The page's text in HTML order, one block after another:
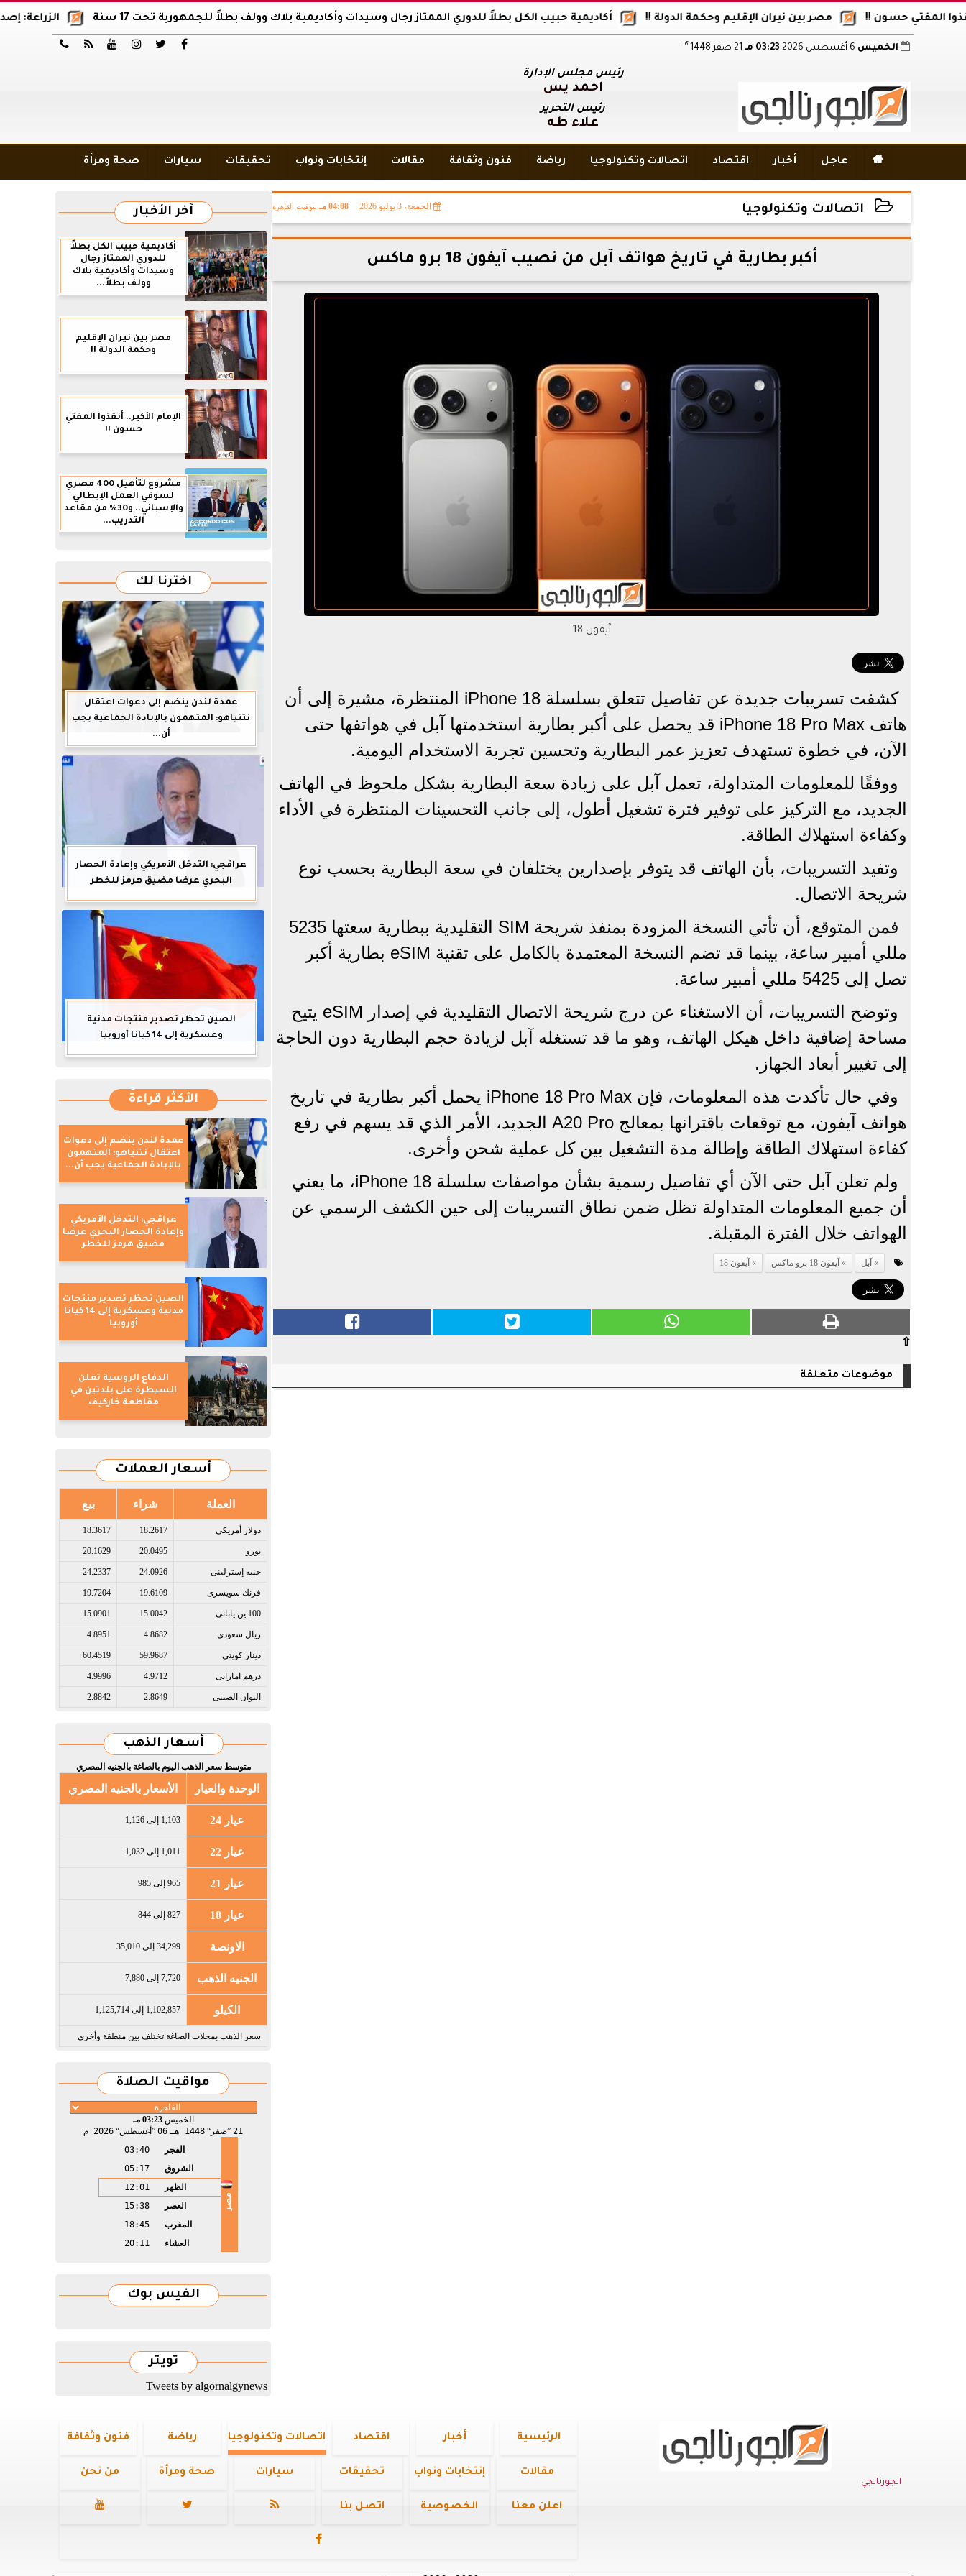
الزراعة: إصدار 12 ألف موافقة وتصريح بالمبيدات خلال 6 شهور أكاديمية حبيب الكل بطلاً للدوري الممتاز رجال وسيدات وأكاديمية بلاك وولف بطلاً للجمهورية تحت 17 سنة مصر بين نيران الإقليم وحكمة الدولة !! حسون !!





 الخميس 03:23 مـ هـ
رئيس مجلس الإدارة
أحمد يس
رئيس التحرير
علاء طه
 عاجل أخبار اقتصاد اتصالات وتكنولوجيا رياضة فنون وثقافة مقالات إنتخابات ونواب تحقيقات سيارات صحة ومرأة
اتصالات وتكنولوجيا الجمعة، 3 يوليو 2026 04:08 مـ بتوقيت القاهرة
2026-07-03 16:08:32
أكبر بطارية في تاريخ هواتف آبل من نصيب آيفون 18 برو ماكس
آيفون 18
كشفت تسريبات جديدة عن تفاصيل تتعلق بسلسلة iPhone 18 المنتظرة، مشيرة إلى أن
هاتف iPhone 18 Pro Max قد يحصل على أكبر بطارية استخدمتها آبل في هواتفها حتى
الآن، في خطوة تستهدف تعزيز عمر البطارية وتحسين تجربة الاستخدام اليومية.
ووفقًا للمعلومات المتداولة، تعمل آبل على زيادة سعة البطارية بشكل ملحوظ في الهاتف
الجديد، مع التركيز على توفير فترة تشغيل أطول، إلى جانب التحسينات المنتظرة في الأداء
وكفاءة استهلاك الطاقة.
وتفيد التسريبات، بأن الهاتف قد يتوفر بإصدارين يختلفان في سعة البطارية بحسب نوع
شريحة الاتصال.
فمن المتوقع، أن تأتي النسخة المزودة بمنفذ شريحة SIM التقليدية ببطارية سعتها 5235
مللي أمبير ساعة، بينما قد تضم النسخة المعتمدة بالكامل على تقنية eSIM بطارية أكبر
تصل إلى 5425 مللي أمبير ساعة.
وتوضح التسريبات، أن الاستغناء عن درج شريحة الاتصال التقليدية في إصدار eSIM يتيح
مساحة إضافية داخل هيكل الهاتف، وهو ما قد تستغله آبل لزيادة حجم البطارية دون الحاجة
إلى تغيير أبعاد الجهاز.
وفي حال تأكدت هذه المعلومات، فإن iPhone 18 Pro Max يحمل أكبر بطارية في تاريخ
هواتف آيفون، مع توقعات باقترانها بمعالج A20 Pro الجديد، الأمر الذي قد يسهم في رفع
كفاءة استهلاك الطاقة وإطالة مدة التشغيل بين كل عملية شحن وأخرى.
ولم تعلن آبل حتى الآن أي تفاصيل رسمية بشأن مواصفات سلسلة iPhone 18، ما يعني
أن جميع المعلومات المتداولة تظل ضمن نطاق التسريبات إلى حين الكشف الرسمي عن
الهواتف خلال الفترة المقبلة.
آبل آيفون 18 برو ماكس آيفون 18
⇧
موضوعات متعلقة
آخر الأخبار
أكاديمية حبيب الكل بطلاً
للدوري الممتاز رجال
وسيدات وأكاديمية بلاك
وولف بطلاً...
مصر بين نيران الإقليم
وحكمة الدولة !!
الإمام الأكبر.. أنقذوا المفتي
حسون !!
مشروع لتأهيل 400 مصري
لسوقي العمل الإيطالي
والإسباني.. و30% من مقاعد
التدريب...
اخترنا لك
عمدة لندن ينضم إلى دعوات اعتقال
نتنياهو: المتهمون بالإبادة الجماعية يجب
أن...
عراقجي: التدخل الأمريكي وإعادة الحصار
البحري عرضا مضيق هرمز للخطر
الصين تحظر تصدير منتجات مدنية
وعسكرية إلى 14 كيانا أوروبيا
الأكثر قراءةً
عمدة لندن ينضم إلى دعوات
اعتقال نتنياهو: المتهمون
بالإبادة الجماعية يجب أن...
عراقجي: التدخل الأمريكي
وإعادة الحصار البحري عرضا
مضيق هرمز للخطر
الصين تحظر تصدير منتجات
مدنية وعسكرية إلى 14 كيانا
أوروبيا
الدفاع الروسية تعلن
السيطرة على بلدتين في
مقاطعة خاركيف
أسعار العملات
العملة شراء بيع
دولار أمريكى​ 18.2617
18.3617
يورو​ 20.0495
20.1629
جنيه إسترلينى​ 24.0926
24.2337
فرنك سويسرى​ 19.6109
19.7204
100 ين يابانى​ 15.0042
15.0901
ريال سعودى​ 4.8682
4.8951
دينار كويتى​ 59.9687
60.4519
درهم اماراتى​ 4.9712
4.9996
اليوان الصينى​ 2.8649
2.8842
أسعار الذهب
متوسط سعر الذهب اليوم بالصاغة بالجنيه المصري
الوحدة والعيار الأسعار بالجنيه المصري
عيار 24 1,103 إلى 1,126
عيار 22 1,011 إلى 1,032
عيار 21 965 إلى 985
عيار 18 827 إلى 844
الاونصة 34,299 إلى 35,010
الجنيه الذهب 7,720 إلى 7,880
الكيلو 1,102,857 إلى 1,125,714
سعر الذهب بمحلات الصاغة تختلف بين منطقة وأخرى
مواقيت الصلاة
الخميس03:23 مـ
21 صفر 1448 هـ 06 أغسطس 2026 م
مصر
الفجر
03:40
الشروق
05:17
الظهر
12:01
العصر
15:38
المغرب
18:45
العشاء
20:11
الفيس بوك
تويتر
Tweets by algornalgynews
الجورنالجي
الرئيسية أخبار اقتصاد اتصالات وتكنولوجيا رياضة فنون وثقافة
مقالات إنتخابات ونواب تحقيقات سيارات صحة ومرأة من نحن
اعلن معنا الخصوصية اتصل بنا 


